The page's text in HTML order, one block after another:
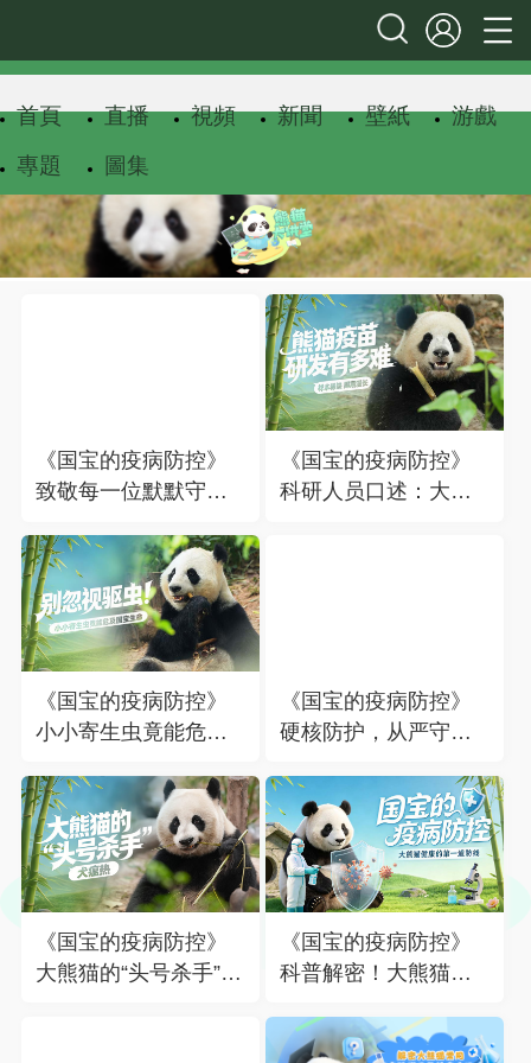
首頁 直播 視頻 新聞 壁紙 游戲
專題 圖集
《国宝的疫病防控》
致敬每一位默默守护
《国宝的疫病防控》
科研人员口述：大熊
《国宝的疫病防控》
小小寄生虫竟能危及
《国宝的疫病防控》
硬核防护，从严守护
《国宝的疫病防控》
大熊猫的“头号杀手”居
《国宝的疫病防控》
科普解密！大熊猫疫